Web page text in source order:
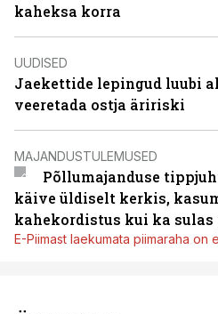
kaheksa korra
UUDISED
Jaekettide lepingud luubi
veeretada ostja äririski
MAJANDUSTULEMUSED
Põllumajanduse
käive üldiselt kerkis,
kahekordistus kui ka sulas
E-Piimast laekumata piimaraha on